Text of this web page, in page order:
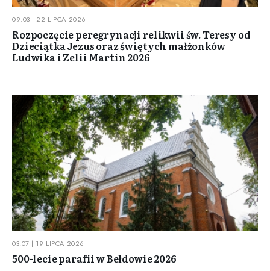
09:03 | 22 LIPCA 2026
Rozpoczęcie peregrynacji relikwii św. Teresy od
Dzieciątka Jezus oraz świętych małżonków
Ludwika i Zelii Martin 2026
03:07 | 19 LIPCA 2026
500-lecie parafii w Bełdowie 2026